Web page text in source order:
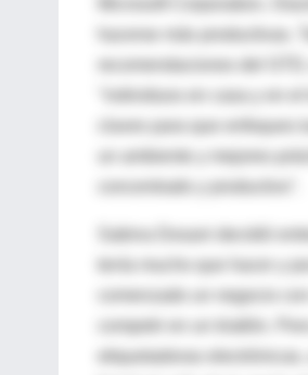
hacerse más productivas.
"individuos en casa y en
claves para que
un ambiente y mejores
Sabina Dosani decidió
tenía mucho que hacer y
comenzado un negocio
competir en un triatlón.
etiquetadoras